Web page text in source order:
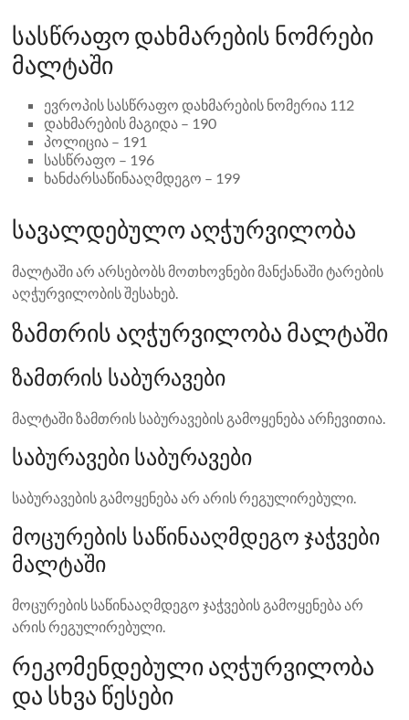
სასწრაფო დახმარების ნომრები
მალტაში
ევროპის სასწრაფო დახმარების ნომერია 112
დახმარების მაგიდა – 190
პოლიცია – 191
სასწრაფო – 196
ხანძარსაწინააღმდეგო – 199
სავალდებულო აღჭურვილობა
მალტაში არ არსებობს მოთხოვნები მანქანაში ტარების
აღჭურვილობის შესახებ.
ზამთრის აღჭურვილობა მალტაში
ზამთრის საბურავები
მალტაში ზამთრის საბურავების გამოყენება არჩევითია.
საბურავები საბურავები
საბურავების გამოყენება არ არის რეგულირებული.
მოცურების საწინააღმდეგო ჯაჭვები
მალტაში
მოცურების საწინააღმდეგო ჯაჭვების გამოყენება არ
არის რეგულირებული.
რეკომენდებული აღჭურვილობა
და სხვა წესები